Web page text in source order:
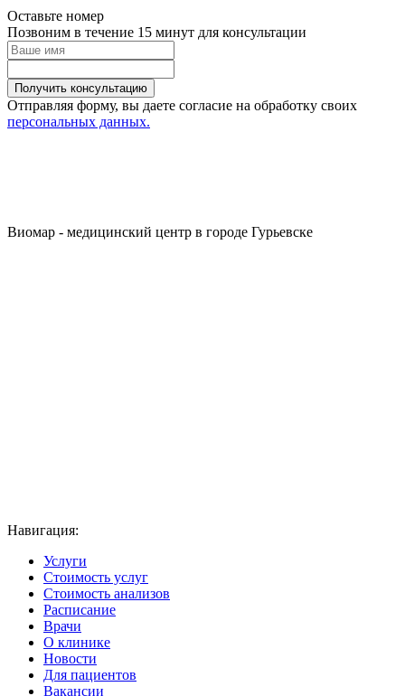
Оставьте номер
Позвоним в течение 15 минут для консультации
Получить консультацию
Отправляя форму, вы даете согласие на обработку своих
персональных данных.
Виомар - медицинский центр в городе Гурьевске
Навигация:
Услуги
Стоимость услуг
Стоимость анализов
Расписание
Врачи
О клинике
Новости
Для пациентов
Вакансии